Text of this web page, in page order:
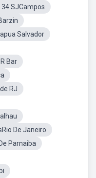
34 SJCampos
Salvador
Bar
RJ
De Janeiro
Parnaiba